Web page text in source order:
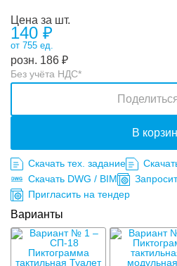
Цена за шт.
140 ₽
от 755 ед.
розн. 186 ₽
Без учёта НДС*
В
Скачать тех. задание
Скачать DWG / BIM
Пригласить на тендер
Варианты